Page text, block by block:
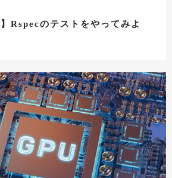
Rspecのテストをやってみよ